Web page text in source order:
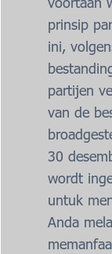
prinsip
ini,
partijen
van de
30
wordt
untuk
Anda